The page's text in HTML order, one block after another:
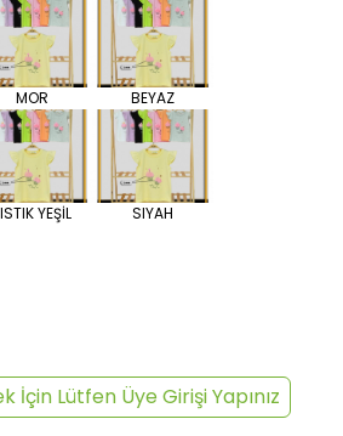
MOR BEYAZ
YEŞİL SIYAH
İçin Lütfen Üye Girişi Yapınız